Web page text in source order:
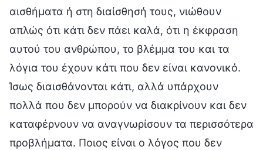
αισθήματα ή στη διαίσθησή τους, νιώθουν
απλώς ότι κάτι δεν πάει καλά, ότι η έκφραση
αυτού του ανθρώπου, το βλέμμα του και τα
λόγια του έχουν κάτι που δεν είναι κανονικό.
Ίσως διαισθάνονται κάτι, αλλά υπάρχουν
πολλά που δεν μπορούν να διακρίνουν και δεν
καταφέρνουν να αναγνωρίσουν τα περισσότερα
προβλήματα. Ποιος είναι ο λόγος που δεν